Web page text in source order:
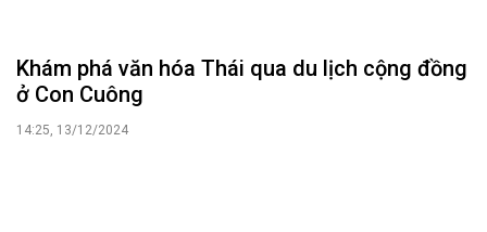
Khám phá văn hóa Thái qua du lịch cộng đồng
ở Con Cuông
14:25, 13/12/2024